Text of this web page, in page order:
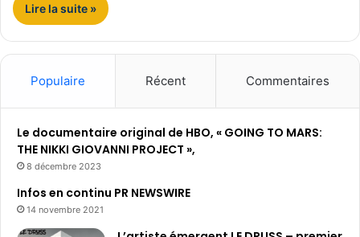
Lire la suite »
Populaire Récent Commentaires
Le documentaire original de HBO, « GOING TO MARS:
THE NIKKI GIOVANNI PROJECT »,
8 décembre 2023
Infos en continu PR NEWSWIRE
14 novembre 2021